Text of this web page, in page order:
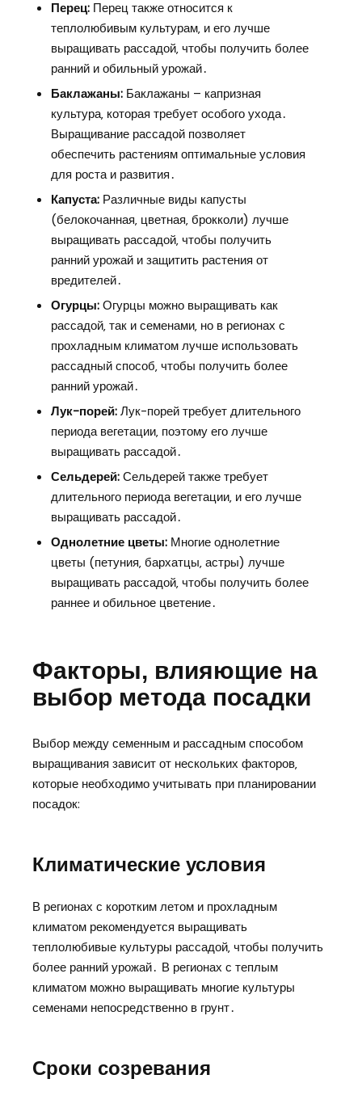
Перец:Перец также относится к
теплолюбивым культурам‚ и его лучше
выращивать рассадой‚ чтобы получить более
ранний и обильный урожай․
Баклажаны:Баклажаны – капризная
культура‚ которая требует особого ухода․
Выращивание рассадой позволяет
обеспечить растениям оптимальные условия
для роста и развития․
Капуста:Различные виды капусты
(белокочанная‚ цветная‚ брокколи) лучше
выращивать рассадой‚ чтобы получить
ранний урожай и защитить растения от
вредителей․
Огурцы:Огурцы можно выращивать как
рассадой‚ так и семенами‚ но в регионах с
прохладным климатом лучше использовать
рассадный способ‚ чтобы получить более
ранний урожай․
Лук-порей:Лук-порей требует длительного
периода вегетации‚ поэтому его лучше
выращивать рассадой․
Сельдерей:Сельдерей также требует
длительного периода вегетации‚ и его лучше
выращивать рассадой․
Однолетние цветы:Многие однолетние
цветы (петуния‚ бархатцы‚ астры) лучше
выращивать рассадой‚ чтобы получить более
раннее и обильное цветение․
Факторы‚ влияющие на
выбор метода посадки
Выбор между семенным и рассадным способом
выращивания зависит от нескольких факторов‚
которые необходимо учитывать при планировании
посадок:
Климатические условия
В регионах с коротким летом и прохладным
климатом рекомендуется выращивать
теплолюбивые культуры рассадой‚ чтобы получить
более ранний урожай․ В регионах с теплым
климатом можно выращивать многие культуры
семенами непосредственно в грунт․
Сроки созревания